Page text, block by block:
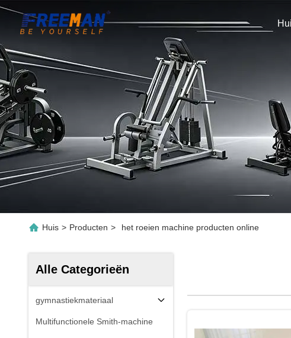
Huis > Producten > het roeien machine producten online
Alle Categorieën
gymnastiekmateriaal
Multifunctionele Smith-machine